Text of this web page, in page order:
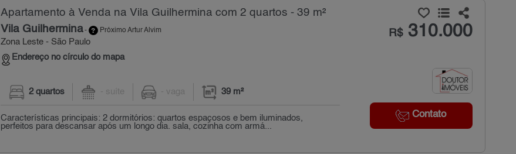
Apartamento à Venda na Vila Guilhermina com 2 quartos - 39 m²
Vila Guilhermina- Próximo Artur Alvim
Zona Leste - São Paulo
Endereço no círculo do mapa
R$310.000
Contato
2 quartos - suíte - vaga 39 m²
Características principais: 2 dormitórios: quartos espaçosos e bem iluminados,
perfeitos para descansar após um longo dia. sala, cozinha com armá...